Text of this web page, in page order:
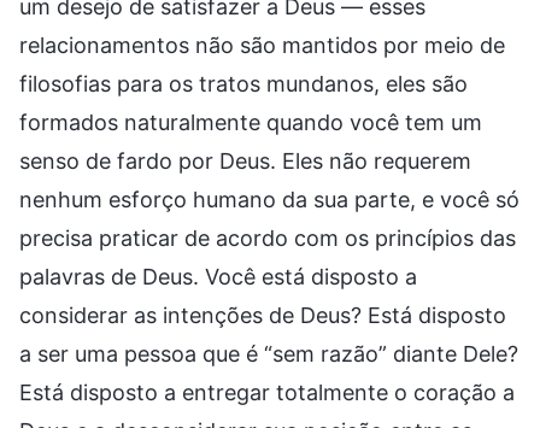
um desejo de satisfazer a Deus — esses
relacionamentos não são mantidos por meio de
filosofias para os tratos mundanos, eles são
formados naturalmente quando você tem um
senso de fardo por Deus. Eles não requerem
nenhum esforço humano da sua parte, e você só
precisa praticar de acordo com os princípios das
palavras de Deus. Você está disposto a
considerar as intenções de Deus? Está disposto
a ser uma pessoa que é “sem razão” diante Dele?
Está disposto a entregar totalmente o coração a